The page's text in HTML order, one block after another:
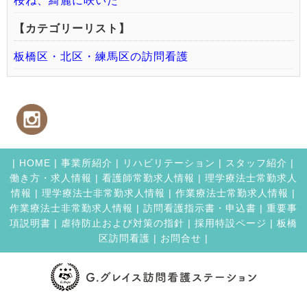
【カテゴリーリスト】
板橋区・北区・練馬区の訪問看護
| HOME | 事業所紹介 | リハビリテーション | スタッフ紹介 |
働き方・求人情報 | 看護師常勤求人情報 | 理学療法士常勤求人
情報 | 理学療法士非常勤求人情報 | 作業療法士常勤求人情報 |
作業療法士非常勤求人情報 | 訪問看護指示書・申込書 | 重要事
項説明書 | 虐待防止および対策の指針 | 採用特設ページ | 板橋
区訪問看護 | お問合せ |